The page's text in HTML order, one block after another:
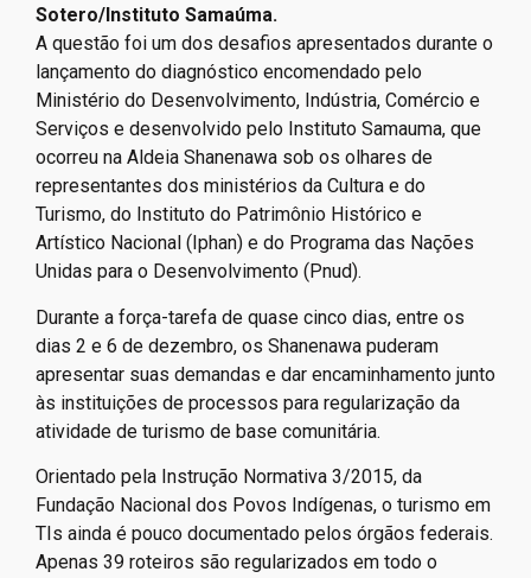
Sotero/Instituto Samaúma.
A questão foi um dos desafios apresentados durante o
lançamento do diagnóstico encomendado pelo
Ministério do Desenvolvimento, Indústria, Comércio e
Serviços e desenvolvido pelo Instituto Samauma, que
ocorreu na Aldeia Shanenawa sob os olhares de
representantes dos ministérios da Cultura e do
Turismo, do Instituto do Patrimônio Histórico e
Artístico Nacional (Iphan) e do Programa das Nações
Unidas para o Desenvolvimento (Pnud).
Durante a força-tarefa de quase cinco dias, entre os
dias 2 e 6 de dezembro, os Shanenawa puderam
apresentar suas demandas e dar encaminhamento junto
às instituições de processos para regularização da
atividade de turismo de base comunitária.
Orientado pela Instrução Normativa 3/2015, da
Fundação Nacional dos Povos Indígenas, o turismo em
TIs ainda é pouco documentado pelos órgãos federais.
Apenas 39 roteiros são regularizados em todo o